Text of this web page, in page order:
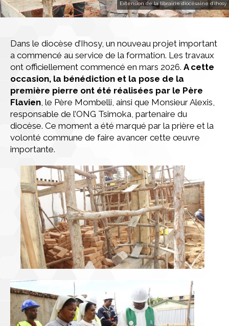
Extension de la librairie diocésaine d’Ihosy
Dans le diocèse d’Ihosy, un nouveau projet important
a commencé au service de la formation. Les travaux
ont officiellement commencé en mars 2026. A cette
occasion, la bénédiction et la pose de la
première pierre ont été réalisées par le Père
Flavien, le Père Mombelli, ainsi que Monsieur Alexis,
responsable de l’ONG Tsimoka, partenaire du
diocèse. Ce moment a été marqué par la prière et la
volonté commune de faire avancer cette œuvre
importante.